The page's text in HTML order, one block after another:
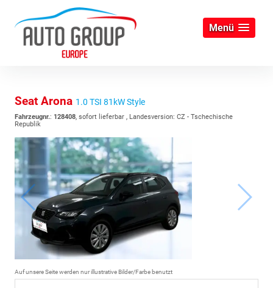
Menü
Seat Arona 1.0 TSI 81kW Style
Fahrzeugnr.: 128408, sofort lieferbar , Landesversion: CZ - Tschechische
Republik
Auf unsere Seite werden nur illustrative Bilder/Farbe benutzt